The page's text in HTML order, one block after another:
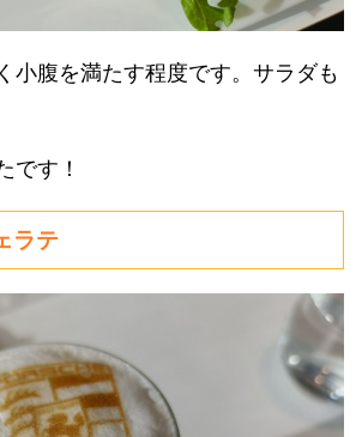
小腹を満たす程度です。サラダも
です！
ラテ